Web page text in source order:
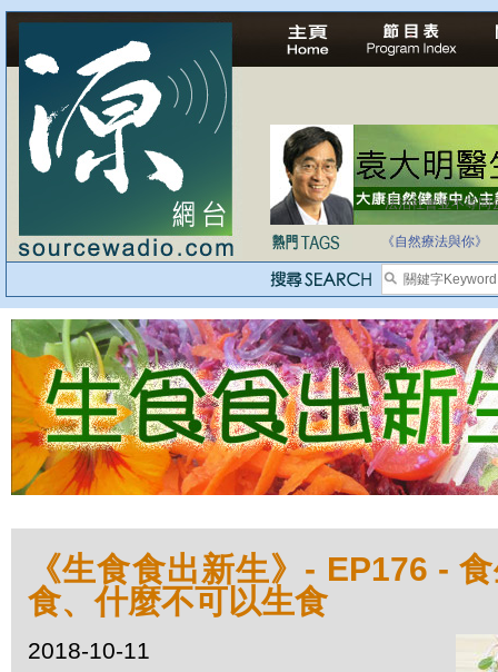
法治社會並不等同
自家教育合法化-
《自然療法與你》
《生食食出新生》- EP176 -
食、什麼不可以生食
2018-10-11